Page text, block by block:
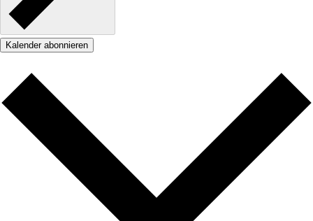
Kalender abonnieren